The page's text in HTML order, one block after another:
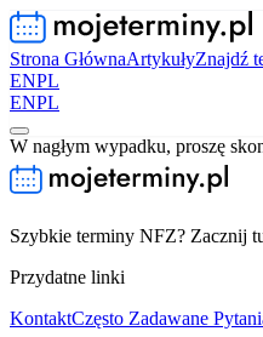
Strona GłównaArtykułyZnajdź
ENPL
ENPL
W nagłym wypadku, proszę
Szybkie terminy NFZ? Zacznij
Przydatne linki
KontaktCzęsto Zadawane